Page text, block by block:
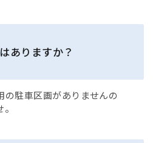
ありますか？
の駐車区画がありませんの